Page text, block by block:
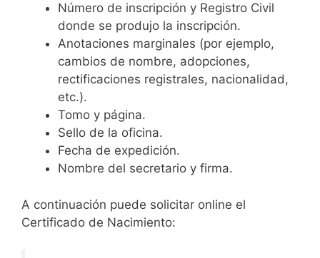
Número de inscripción y Registro Civil
donde se produjo la inscripción.
Anotaciones marginales (por ejemplo,
cambios de nombre, adopciones,
rectificaciones registrales, nacionalidad,
etc.).
Tomo y página.
Sello de la oficina.
Fecha de expedición.
Nombre del secretario y firma.
A continuación puede solicitar online el
Certificado de Nacimiento: